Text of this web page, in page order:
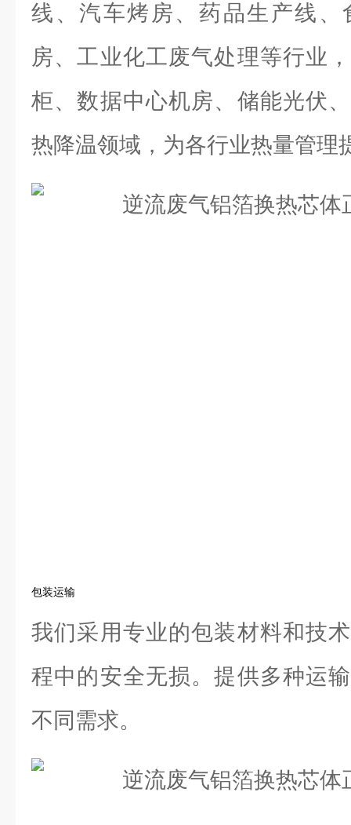
线、汽车烤房、药品生产线、
房、工业化工废气处理等行业
柜、数据中心机房、储能光伏
热降温领域，为各行业热量管理
包装运输
我们采用专业的包装材料和技
程中的安全无损。提供多种运
不同需求。